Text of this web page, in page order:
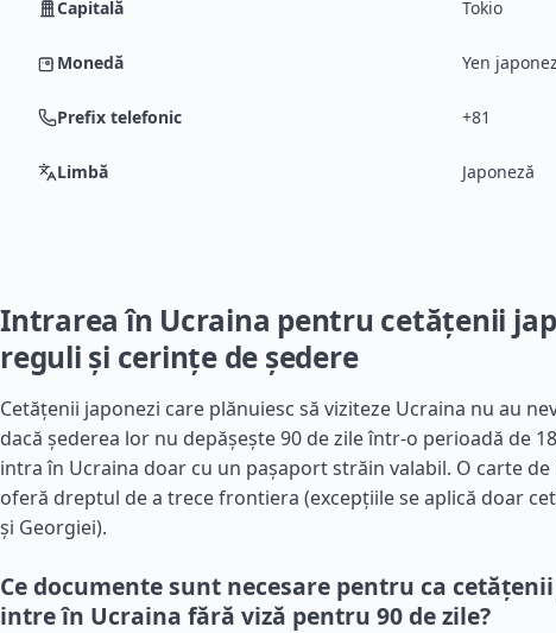
Capitală Tokio
Monedă Yen
Prefix telefonic +81
Limbă Japoneză
Intrarea în Ucraina pentru cetățenii
reguli și cerințe de ședere
Cetățenii japonezi care plănuiesc să viziteze Ucraina nu au
dacă șederea lor nu depășește 90 de zile într-o perioadă de
intra în Ucraina doar cu un pașaport străin valabil. O carte
oferă dreptul de a trece frontiera (excepțiile se aplică doar
și Georgiei).
Ce documente sunt necesare pentru ca
intre în Ucraina fără viză pentru 90 de zile?